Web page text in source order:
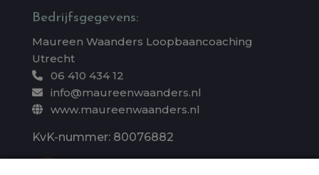
Bedrijfsgegevens:
Maureen Waanders Loopbaancoaching
Utrecht
06 410 434 12
info@maureenwaanders.nl
www.maureenwaanders.nl
KvK-nummer: 80076882